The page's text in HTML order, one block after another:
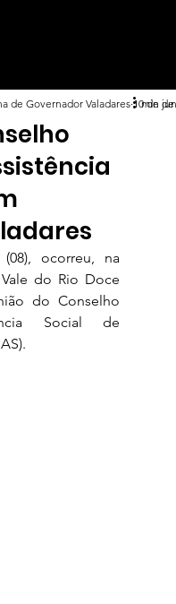
de Governador Valadares10 de
1 min
ocorreu, na
do Rio Doce
do Conselho
Social de